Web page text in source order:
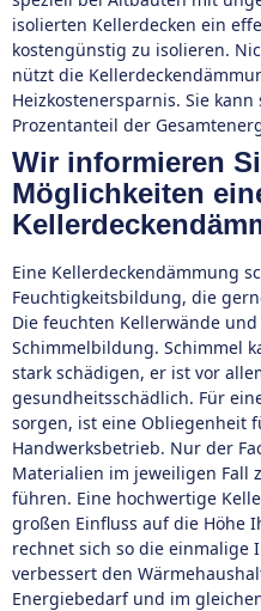
isolierten Kellerdecken ein
kostengünstig zu isolieren.
nützt die
Heizkostenersparnis. Sie
Prozentanteil der
Wir informieren
Möglichkeiten
Eine Kellerdeckendämmung
Feuchtigkeitsbildung, die
Die feuchten Kellerwände
Schimmelbildung. Schimmel
stark schädigen, er ist vor
gesundheitsschädlich. Für
sorgen, ist eine Obliegenheit
Handwerksbetrieb. Nur der
Materialien im jeweiligen Fall
führen. Eine hochwertige
großen Einfluss auf die Höhe
rechnet sich so die einmalige
verbessert den
Energiebedarf und im